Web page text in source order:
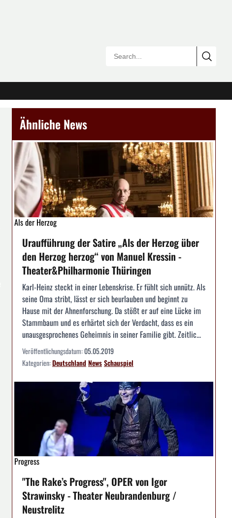
Ähnliche News
Als der Herzog
Uraufführung der Satire „Als der Herzog über
den Herzog herzog“ von Manuel Kressin -
Theater&Philharmonie Thüringen
Karl-Heinz steckt in einer Lebenskrise. Er fühlt sich unnütz. Als
seine Oma stribt, lässt er sich beurlauben und beginnt zu
Hause mit der Ahnenforschung. Da stößt er auf eine Lücke im
Stammbaum und es erhärtet sich der Verdacht, dass es ein
unausgesprochenes Geheimnis in seiner Familie gibt. Zeitlic...
Veröffentlichungsdatum:05.05.2019
Kategorien:DeutschlandNewsSchauspiel
Progress
"The Rake’s Progress", OPER von Igor
Strawinsky - Theater Neubrandenburg /
Neustrelitz